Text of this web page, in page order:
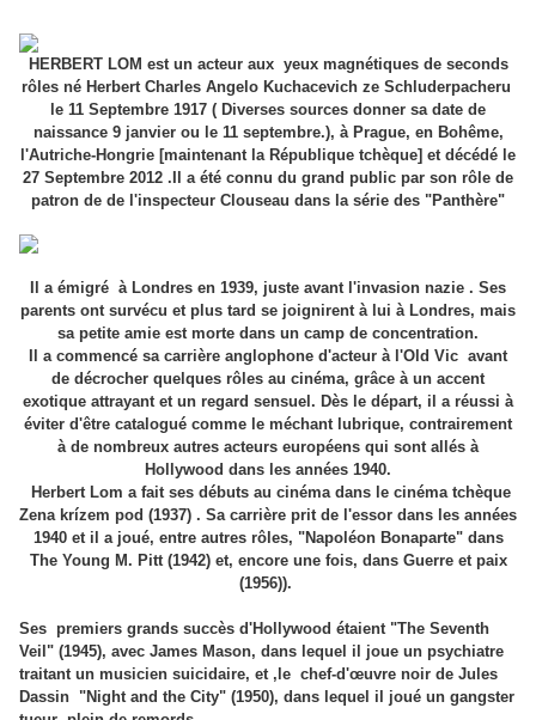
HERBERT LOM est un acteur aux yeux magnétiques de seconds
rôles né Herbert Charles Angelo Kuchacevich ze Schluderpacheru
le 11 Septembre 1917 ( Diverses sources donner sa date de
naissance 9 janvier ou le 11 septembre.), à Prague, en Bohême,
l'Autriche-Hongrie [maintenant la République tchèque] et décédé le
27 Septembre 2012 .Il a été connu du grand public par son rôle de
patron de de l'inspecteur Clouseau dans la série des "Panthère"
Il a émigré à Londres en 1939, juste avant l'invasion nazie . Ses
parents ont survécu et plus tard se joignirent à lui à Londres, mais
sa petite amie est morte dans un camp de concentration.
Il a commencé sa carrière anglophone d'acteur à l'Old Vic avant
de décrocher quelques rôles au cinéma, grâce à un accent
exotique attrayant et un regard sensuel. Dès le départ, il a réussi à
éviter d'être catalogué comme le méchant lubrique, contrairement
à de nombreux autres acteurs européens qui sont allés à
Hollywood dans les années 1940.
Herbert Lom a fait ses débuts au cinéma dans le cinéma tchèque
Zena krízem pod (1937) . Sa carrière prit de l'essor dans les années
1940 et il a joué, entre autres rôles, "Napoléon Bonaparte" dans
The Young M. Pitt (1942) et, encore une fois, dans Guerre et paix
(1956)).
Ses premiers grands succès d'Hollywood étaient "The Seventh
Veil" (1945), avec James Mason, dans lequel il joue un psychiatre
traitant un musicien suicidaire, et ,le chef-d'œuvre noir de Jules
Dassin "Night and the City" (1950), dans lequel il joué un gangster